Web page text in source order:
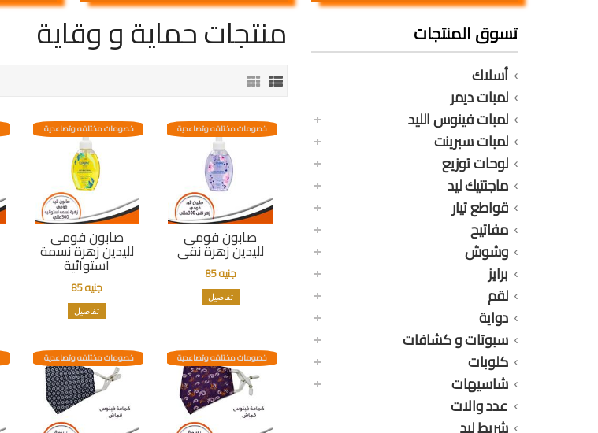
تسوق المنتجات
أسلاك
لمبات ديمر
لمبات فينوس الليد
لمبات سبرينت
لوحات توزيع
ماجنتيك ليد
قواطع تيار
مفاتيح
وشوش
برايز
لقم
دواية
سبوتات و كشافات
كلوبات
شاسيهات
عدد والات
منتجات حماية و وقاية
صابون فومى
لليدين زهرة نقى
خصومات مختلفه وتصاعدية
جنيه 85
تفاصيل
صابون فومى
لليدين زهرة نسمة
استوائية
خصومات مختلفه وتصاعدية
جنيه 85
تفاصيل
خصومات مختلفه وتصاعدية خصومات مختلفه وتصاعدية